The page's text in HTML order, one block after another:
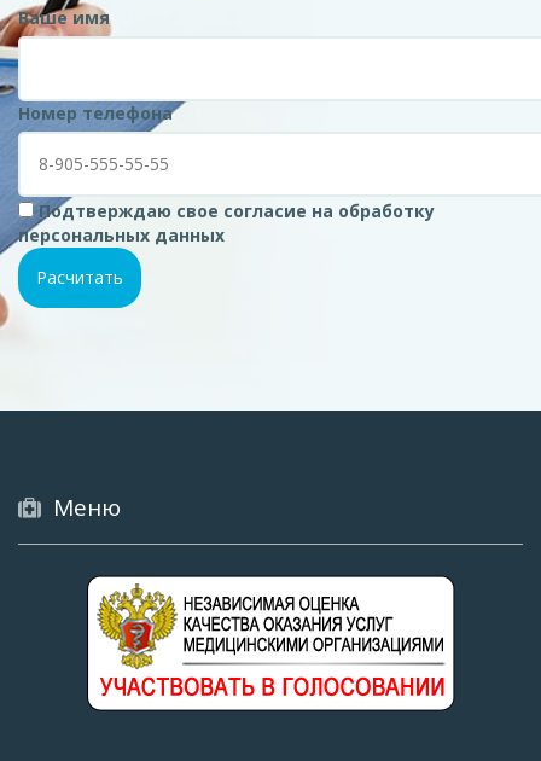
Ваше имя
Номер телефона
Подтверждаю свое согласие на обработку
персональных данных
Меню